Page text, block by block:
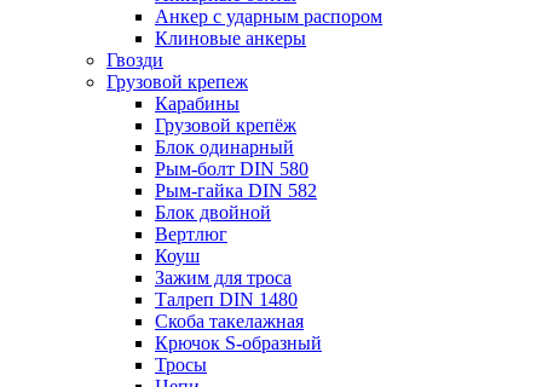
Анкер с ударным распором
Клиновые анкеры
Гвозди
Грузовой крепеж
Карабины
Грузовой крепёж
Блок одинарный
Рым-болт DIN 580
Рым-гайка DIN 582
Блок двойной
Вертлюг
Коуш
Зажим для троса
Талреп DIN 1480
Скоба такелажная
Крючок S-образный
Тросы